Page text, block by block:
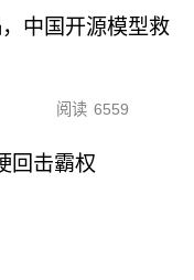
中国开源模型救
阅读 6559
回击霸权